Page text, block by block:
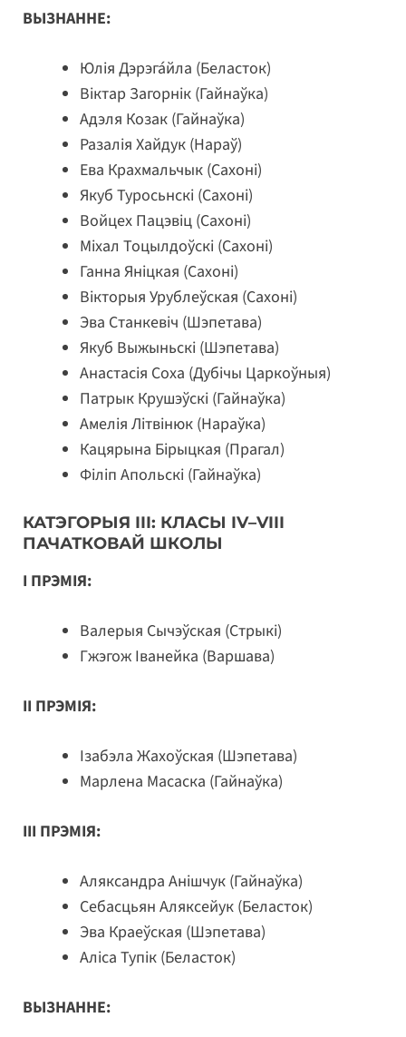
ВЫЗНАННЕ:
Юлія Дэрэга́йла (Беласток)
Віктар Загорнік (Гайнаўка)
Адэля Козак (Гайнаўка)
Разалія Хайдук (Нараў)
Ева Крахмальчык (Сахоні)
Якуб Туросьнскі (Сахоні)
Войцех Пацэвіц (Сахоні)
Міхал Тоцылдоўскі (Сахоні)
Ганна Яніцкая (Сахоні)
Вікторыя Урублеўская (Сахоні)
Эва Станкевіч (Шэпетава)
Якуб Выжыньскі (Шэпетава)
Анастасія Соха (Дубічы Царкоўныя)
Патрык Крушэўскі (Гайнаўка)
Амелія Літвінюк (Нараўка)
Кацярына Бірыцкая (Прагал)
Філіп Апольскі (Гайнаўка)
КАТЭГОРЫЯ III: КЛАСЫ IV–VIII
ПАЧАТКОВАЙ ШКОЛЫ
I ПРЭМІЯ:
Валерыя Сычэўская (Стрыкі)
Гжэгож Іванейка (Варшава)
II ПРЭМІЯ:
Ізабэла Жахоўская (Шэпетава)
Марлена Масаска (Гайнаўка)
III ПРЭМІЯ:
Аляксандра Анішчук (Гайнаўка)
Себасцьян Аляксейук (Беласток)
Эва Краеўская (Шэпетава)
Аліса Тупік (Беласток)
ВЫЗНАННЕ: